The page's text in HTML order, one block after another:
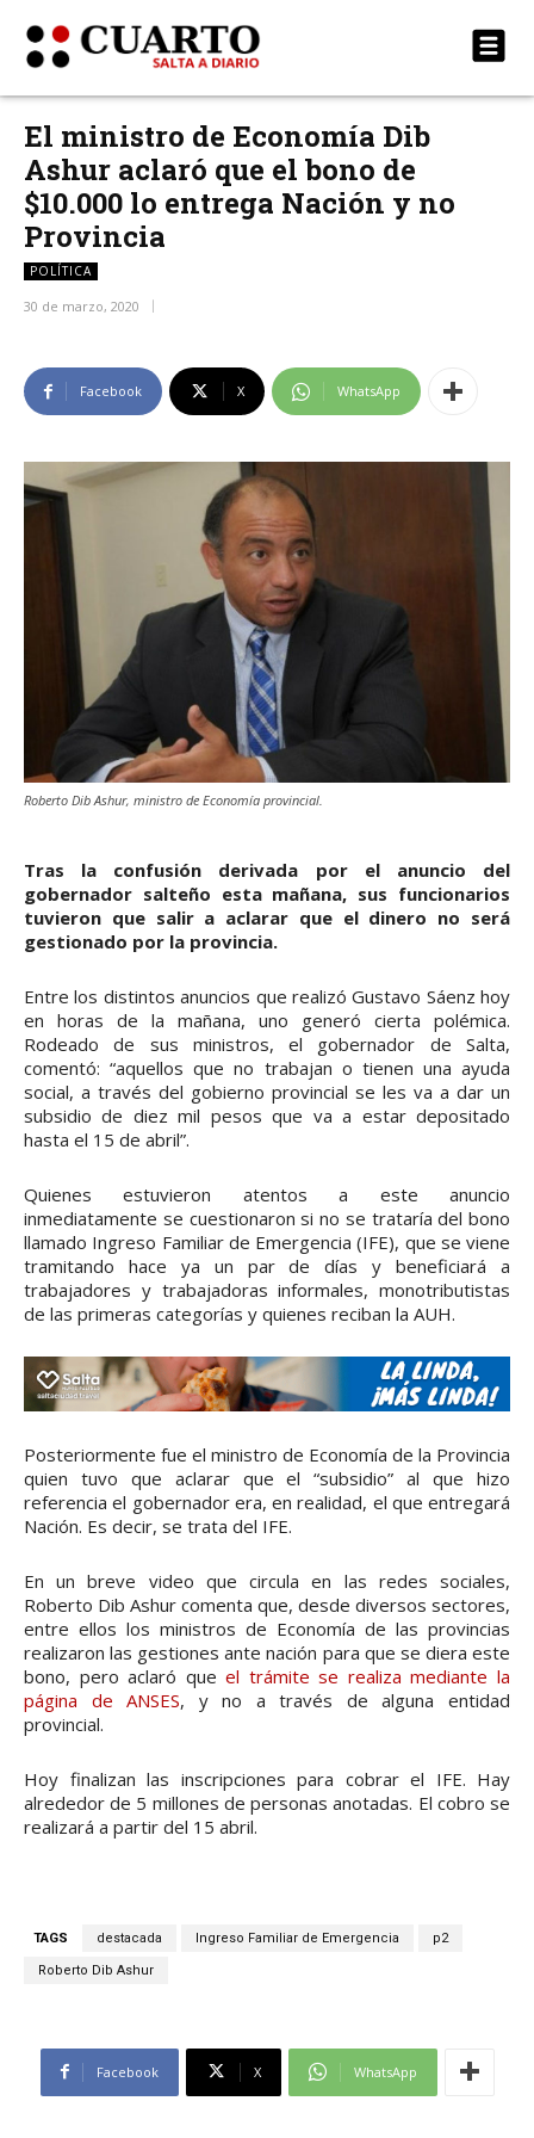
El ministro de Economía Dib
Ashur aclaró que el bono de
$10.000 lo entrega Nación y no
Provincia
POLÍTICA
30 de marzo, 2020
Facebook X WhatsApp
Roberto Dib Ashur, ministro de Economía provincial.
Tras la confusión derivada por el anuncio del
gobernador salteño esta mañana, sus funcionarios
tuvieron que salir a aclarar que el dinero no será
gestionado por la provincia.
Entre los distintos anuncios que realizó Gustavo Sáenz hoy
en horas de la mañana, uno generó cierta polémica.
Rodeado de sus ministros, el gobernador de Salta,
comentó: “aquellos que no trabajan o tienen una ayuda
social, a través del gobierno provincial se les va a dar un
subsidio de diez mil pesos que va a estar depositado
hasta el 15 de abril”.
Quienes estuvieron atentos a este anuncio
inmediatamente se cuestionaron si no se trataría del bono
llamado Ingreso Familiar de Emergencia (IFE), que se viene
tramitando hace ya un par de días y beneficiará a
trabajadores y trabajadoras informales, monotributistas
de las primeras categorías y quienes reciban la AUH.
Posteriormente fue el ministro de Economía de la Provincia
quien tuvo que aclarar que el “subsidio” al que hizo
referencia el gobernador era, en realidad, el que entregará
Nación. Es decir, se trata del IFE.
En un breve video que circula en las redes sociales,
Roberto Dib Ashur comenta que, desde diversos sectores,
entre ellos los ministros de Economía de las provincias
realizaron las gestiones ante nación para que se diera este
bono, pero aclaró queel trámite se realiza mediante la
página de ANSES, y no a través de alguna entidad
provincial.
Hoy finalizan las inscripciones para cobrar el IFE. Hay
alrededor de 5 millones de personas anotadas. El cobro se
realizará a partir del 15 abril.
TAGS destacada Ingreso Familiar de Emergencia p2
Roberto Dib Ashur
Facebook X WhatsApp